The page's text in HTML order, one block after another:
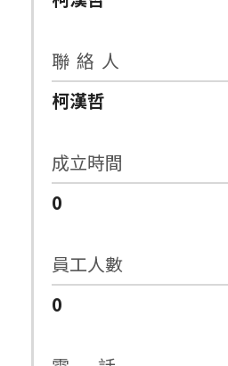
聯 絡 人
柯漢哲
成立時間
0
員工人數
0